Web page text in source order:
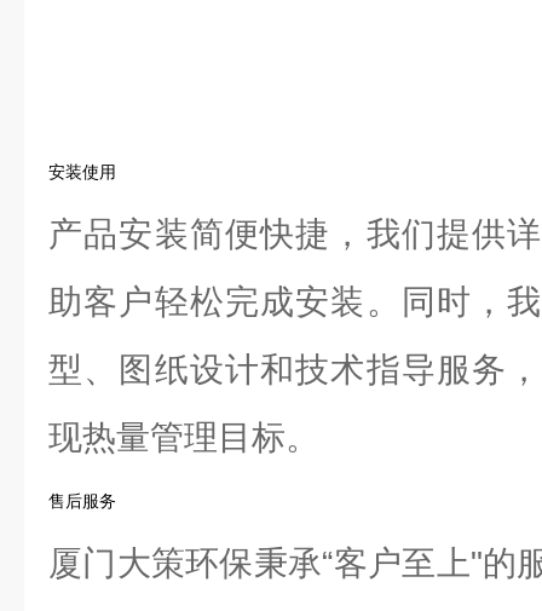
安装使用
产品安装简便快捷，我们提供
助客户轻松完成安装。同时，
型、图纸设计和技术指导服务
现热量管理目标。
售后服务
厦门大策环保秉承“客户至上"的